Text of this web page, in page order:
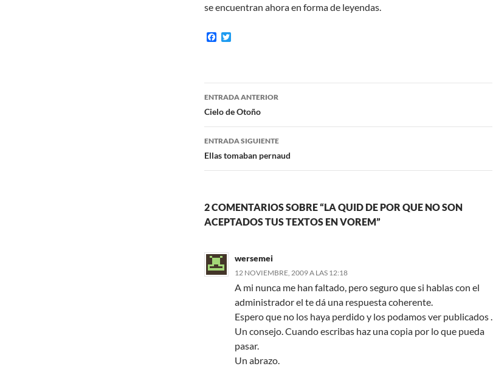
se encuentran ahora en forma de leyendas.
F
o
o
e
r
Navegación
de
entradas
ENTRADA ANTERIOR
Cielo de Otoño
ENTRADA SIGUIENTE
Ellas tomaban pernaud
2 COMENTARIOS SOBRE “LA QUID DE POR QUE NO SON
ACEPTADOS TUS TEXTOS EN VOREM”
wersemei
12 NOVIEMBRE, 2009 A LAS 12:18
A mi nunca me han faltado, pero seguro que si hablas con el
administrador el te dá una respuesta coherente.
Espero que no los haya perdido y los podamos ver publicados .
Un consejo. Cuando escribas haz una copia por lo que pueda
pasar.
Un abrazo.